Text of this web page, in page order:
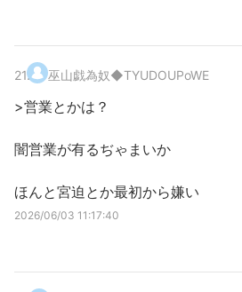
21. 巫山戯為奴◆TYUDOUPoWE
>営業とかは？
闇営業が有るぢゃまいか
ほんと宮迫とか最初から嫌い
2026/06/03 11:17:40